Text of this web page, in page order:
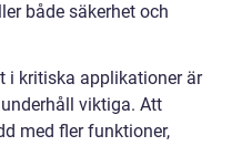
både säkerhet och
i kritiska applikationer är
viktiga. Att
med fler funktioner,